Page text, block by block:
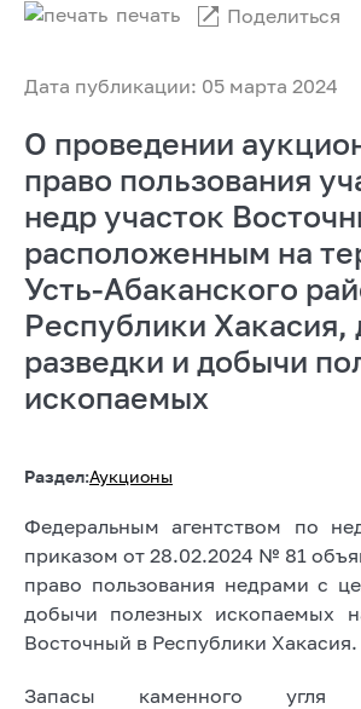
Дата публикации: 05 марта 2024
печать Поделиться
О проведении
право пользования
недр участок
расположенным на
Усть-Абаканского
Республики Хакасия,
разведки и добычи
ископаемых
Раздел:Аукционы
Федеральным агентством по
приказом от 28.02.2024 № 81
право пользования недрами с
добычи полезных ископаемых
Восточный в Республики Хакасия.
Запасы каменного угля